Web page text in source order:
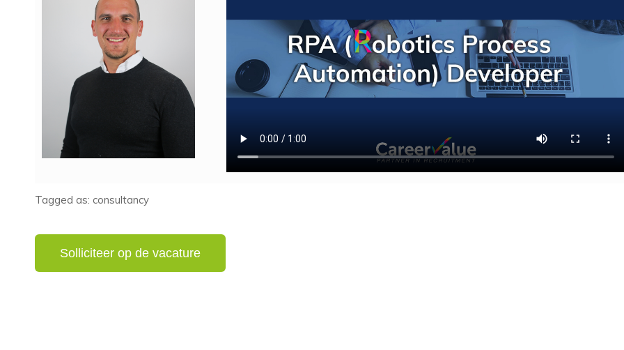
Tagged as: consultancy